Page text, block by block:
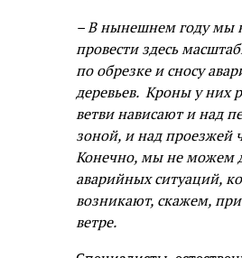
– В нынешнем году мы
провести здесь
по обрезке и сносу
деревьев. Кроны у них
ветви нависают и над
зоной, и над проезжей
Конечно, мы не можем
аварийных ситуаций,
возникают, скажем,
ветре.